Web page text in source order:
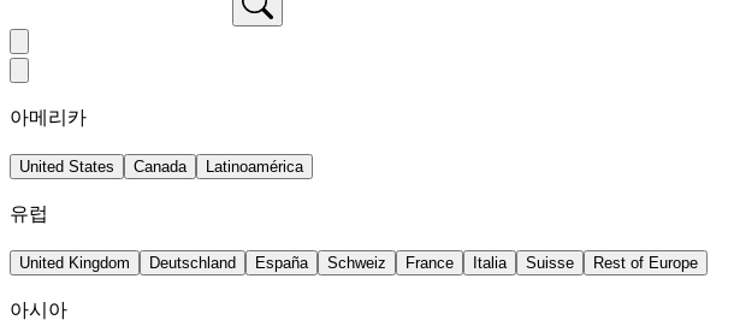
아메리카
United States Canada Latinoamérica
유럽
United Kingdom Deutschland España Schweiz France Italia Suisse Rest of Europe
아시아